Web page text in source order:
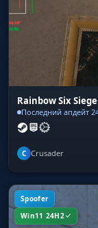
Rainbow Six
Последний апдейт
C Crusader
Spoofer
Win11 24H2